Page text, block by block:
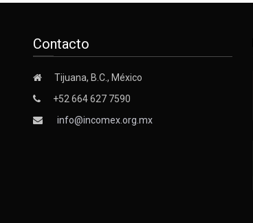
Contacto
Tijuana, B.C., México
+52 664 627 7590
info@incomex.org.mx